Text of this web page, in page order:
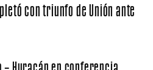
con triunfo de Unión ante